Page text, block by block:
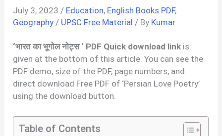
July 3, 2023 / Education, English Books PDF,
Geography / UPSC Free Material / By Kumar
‘भारत का भूगोल नोट्स ‘ PDF Quick download link is
given at the bottom of this article. You can see the
PDF demo, size of the PDF, page numbers, and
direct download Free PDF of ‘Persian Love Poetry’
using the download button.
Table of Contents